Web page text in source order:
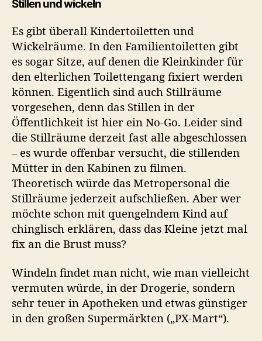
Stillen und wickeln
Es gibt überall Kindertoiletten und
Wickelräume. In den Familientoiletten gibt
es sogar Sitze, auf denen die Kleinkinder für
den elterlichen Toilettengang fixiert werden
können. Eigentlich sind auch Stillräume
vorgesehen, denn das Stillen in der
Öffentlichkeit ist hier ein No-Go. Leider sind
die Stillräume derzeit fast alle abgeschlossen
– es wurde offenbar versucht, die stillenden
Mütter in den Kabinen zu filmen.
Theoretisch würde das Metropersonal die
Stillräume jederzeit aufschließen. Aber wer
möchte schon mit quengelndem Kind auf
chinglisch erklären, dass das Kleine jetzt mal
fix an die Brust muss?
Windeln findet man nicht, wie man vielleicht
vermuten würde, in der Drogerie, sondern
sehr teuer in Apotheken und etwas günstiger
in den großen Supermärkten („PX-Mart“).